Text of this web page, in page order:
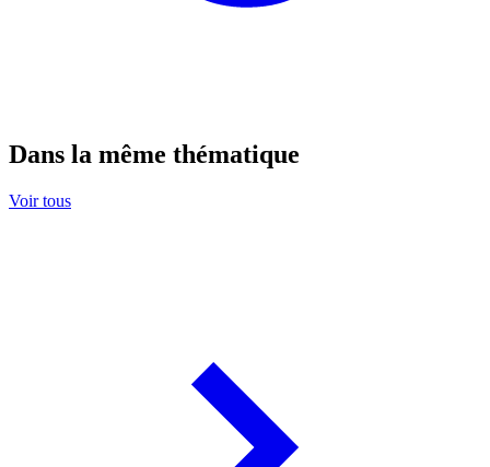
Dans la même thématique
Voir tous